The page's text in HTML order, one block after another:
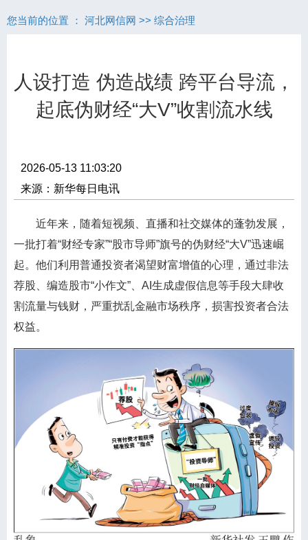
您当前的位置 ： 河北网信网 >> 综合治理
人设打造 伪造战绩 跨平台导流，
起底伪财经“大V”收割流水线
2026-05-13 11:03:20
来源：新华每日电讯
近年来，随着短视频、直播和社交媒体的蓬勃发展，
一批打着“财经专家”“股市导师”旗号的伪财经“大V”迅速崛
起。他们利用普通投资者渴望财富增值的心理，通过非法
荐股、编造股市“小作文”、AI生成虚假信息等手段大肆收
割流量与钱财，严重扰乱金融市场秩序，损害投资者合法
权益。